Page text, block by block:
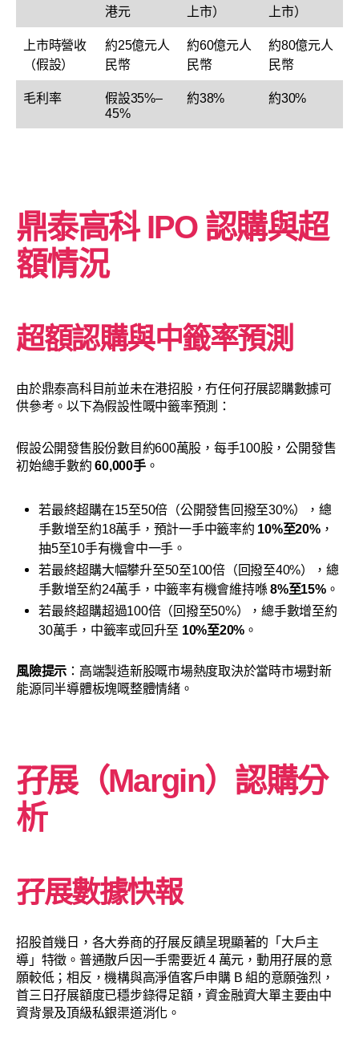
港元
上市）
上市）
上市時營收
（假設）
約25億元人
民幣
約60億元人
民幣
約80億元人
民幣
毛利率
假設35%–
45%
約38% 約30%
鼎泰高科IPO 認購與超
額情況
超額認購與中籤率預測
由於鼎泰高科目前並未在港招股，冇任何孖展認購數據可
供參考。以下為假設性嘅中籤率預測：
假設公開發售股份數目約600萬股，每手100股，公開發售
初始總手數約60,000手。
若最終超購在15至50倍（公開發售回撥至30%），總
手數增至約18萬手，預計一手中籤率約 10%至20%，
抽5至10手有機會中一手。
若最終超購大幅攀升至50至100倍（回撥至40%），總
手數增至約24萬手，中籤率有機會維持喺8%至15%。
若最終超購超過100倍（回撥至50%），總手數增至約
30萬手，中籤率或回升至 10%至20% 。
風險提示 ：高端製造新股嘅市場熱度取決於當時市場對新
能源同半導體板塊嘅整體情緒。
孖展（Margin）認購分
析
孖展數據快報
招股首幾日，各大券商的孖展反饋呈現顯著的「大戶主
導」特徵。普通散戶因一手需要近 4 萬元，動用孖展的意
願較低；相反，機構與高淨值客戶申購 B 組的意願強烈，
首三日孖展額度已穩步錄得足額，資金融資大單主要由中
資背景及頂級私銀渠道消化。